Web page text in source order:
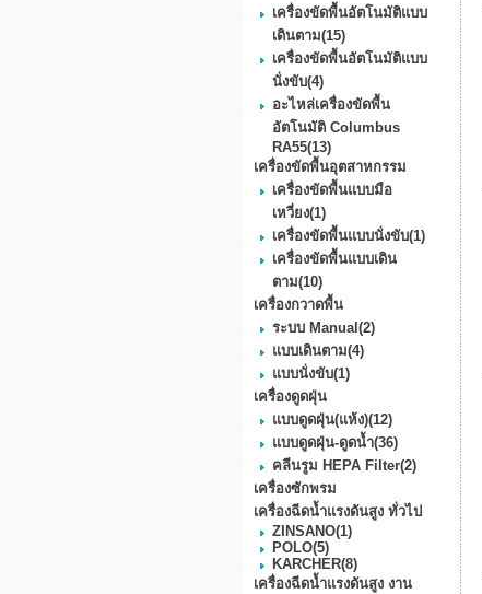
เครื่องขัดพื้นอัตโนมัติแบบ
เดินตาม(15)
เครื่องขัดพื้นอัตโนมัติแบบ
นั่งขับ(4)
อะไหล่เครื่องขัดพื้น
อัตโนมัติ Columbus
RA55(13)
เครื่องขัดพื้นอุตสาหกรรม
เครื่องขัดพื้นแบบมือ
เหวี่ยง(1)
เครื่องขัดพื้นแบบนั่งขับ(1)
เครื่องขัดพื้นแบบเดิน
ตาม(10)
เครื่องกวาดพื้น
ระบบ Manual(2)
แบบเดินตาม(4)
แบบนั่งขับ(1)
เครื่องดูดฝุ่น
แบบดูดฝุ่น(แห้ง)(12)
แบบดูดฝุ่น-ดูดน้ำ(36)
คลีนรูม HEPA Filter(2)
เครื่องซักพรม
เครื่องฉีดน้ำแรงดันสูง ทั่วไป
ZINSANO(1)
POLO(5)
KARCHER(8)
เครื่องฉีดน้ำแรงดันสูง งาน